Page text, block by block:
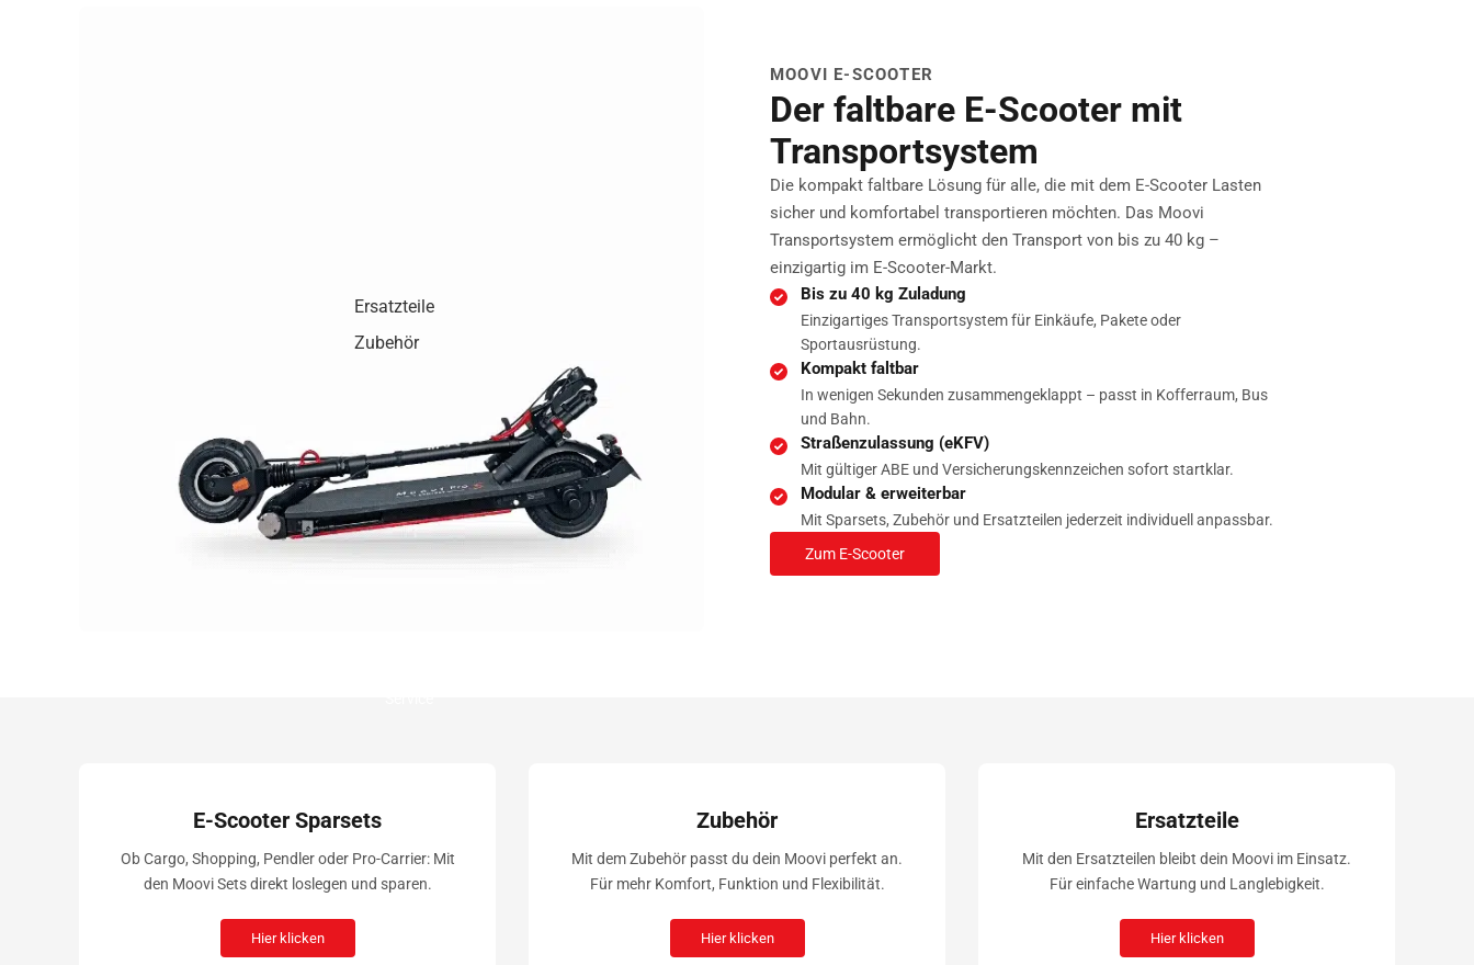
Ersatzteile
Zubehör
MOOVI E-SCOOTER
Der faltbare E-Scooter mit
Transportsystem
Die kompakt faltbare Lösung für alle, die mit dem E-Scooter Lasten
sicher und komfortabel transportieren möchten. Das Moovi
Transportsystem ermöglicht den Transport von bis zu 40 kg –
einzigartig im E-Scooter-Markt.
Bis zu 40 kg Zuladung
Einzigartiges Transportsystem für Einkäufe, Pakete oder
Sportausrüstung.
Kompakt faltbar
In wenigen Sekunden zusammengeklappt – passt in Kofferraum, Bus
und Bahn.
Straßenzulassung (eKFV)
Mit gültiger ABE und Versicherungskennzeichen sofort startklar.
Modular & erweiterbar
Mit Sparsets, Zubehör und Ersatzteilen jederzeit individuell anpassbar.
Zum E-Scooter
E-Scooter Sparsets
Ob Cargo, Shopping, Pendler oder Pro-Carrier: Mit
den Moovi Sets direkt loslegen und sparen.
Hier klicken
Zubehör
Mit dem Zubehör passt du dein Moovi perfekt an.
Für mehr Komfort, Funktion und Flexibilität.
Hier klicken
Ersatzteile
Mit den Ersatzteilen bleibt dein Moovi im Einsatz.
Für einfache Wartung und Langlebigkeit.
Hier klicken